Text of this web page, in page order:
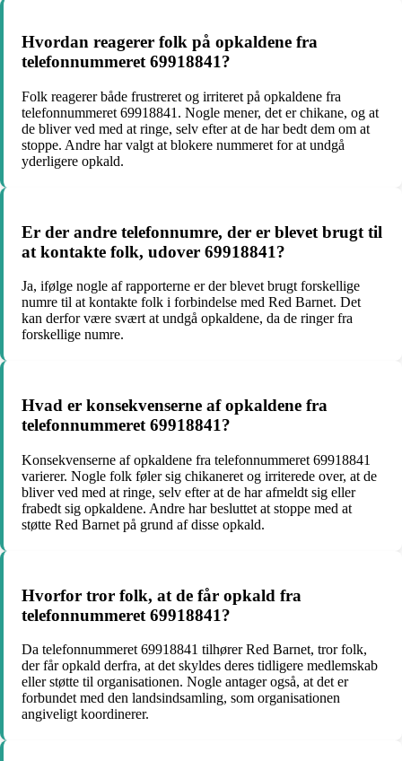
Hvordan reagerer folk på opkaldene fra
telefonnummeret 69918841?
Folk reagerer både frustreret og irriteret på opkaldene fra
telefonnummeret 69918841. Nogle mener, det er chikane, og at
de bliver ved med at ringe, selv efter at de har bedt dem om at
stoppe. Andre har valgt at blokere nummeret for at undgå
yderligere opkald.
Er der andre telefonnumre, der er blevet brugt til
at kontakte folk, udover 69918841?
Ja, ifølge nogle af rapporterne er der blevet brugt forskellige
numre til at kontakte folk i forbindelse med Red Barnet. Det
kan derfor være svært at undgå opkaldene, da de ringer fra
forskellige numre.
Hvad er konsekvenserne af opkaldene fra
telefonnummeret 69918841?
Konsekvenserne af opkaldene fra telefonnummeret 69918841
varierer. Nogle folk føler sig chikaneret og irriterede over, at de
bliver ved med at ringe, selv efter at de har afmeldt sig eller
frabedt sig opkaldene. Andre har besluttet at stoppe med at
støtte Red Barnet på grund af disse opkald.
Hvorfor tror folk, at de får opkald fra
telefonnummeret 69918841?
Da telefonnummeret 69918841 tilhører Red Barnet, tror folk,
der får opkald derfra, at det skyldes deres tidligere medlemskab
eller støtte til organisationen. Nogle antager også, at det er
forbundet med den landsindsamling, som organisationen
angiveligt koordinerer.